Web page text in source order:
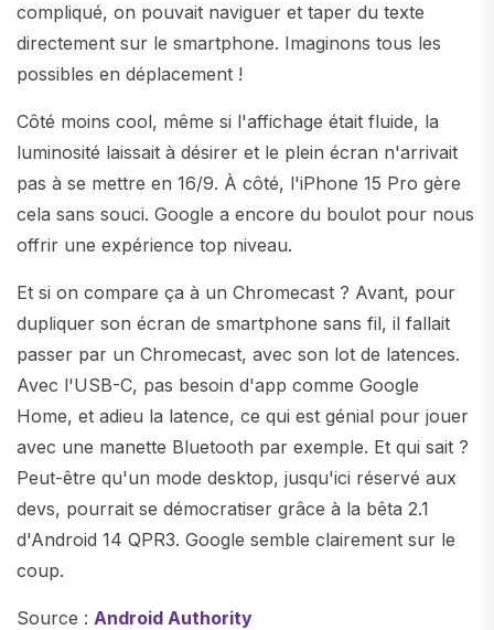
compliqué, on pouvait naviguer et taper du texte
directement sur le smartphone. Imaginons tous les
possibles en déplacement !
Côté moins cool, même si l'affichage était fluide, la
luminosité laissait à désirer et le plein écran n'arrivait
pas à se mettre en 16/9. À côté, l'iPhone 15 Pro gère
cela sans souci. Google a encore du boulot pour nous
offrir une expérience top niveau.
Et si on compare ça à un Chromecast ? Avant, pour
dupliquer son écran de smartphone sans fil, il fallait
passer par un Chromecast, avec son lot de latences.
Avec l'USB-C, pas besoin d'app comme Google
Home, et adieu la latence, ce qui est génial pour jouer
avec une manette Bluetooth par exemple. Et qui sait ?
Peut-être qu'un mode desktop, jusqu'ici réservé aux
devs, pourrait se démocratiser grâce à la bêta 2.1
d'Android 14 QPR3. Google semble clairement sur le
coup.
Source : Android Authority